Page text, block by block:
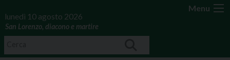
Menu
lunedì 10 agosto 2026
San Lorenzo, diacono e martire